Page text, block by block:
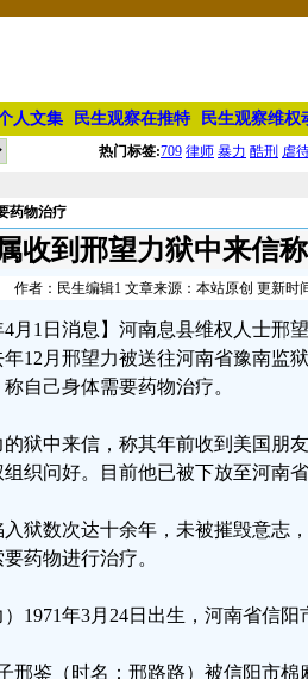
人文集 民生观察在推特 民生观察维权
热门标签:709 律师 暴力 酷刑 虐
药物治疗
收到邢望力狱中来信
作者：民生编辑1 文章来源：本站原创 更新时
4月1日消息】河南息县维权人士邢
12月邢望力被送往河南省豫南监
自己身体需要药物治疗。
狱中来信，称其年前收到美国朋
织问好。目前他已被下放至河南
狱数次达十余年，未被摧毁意志
药物进行治疗。
1971年3月24日出生，河南省信阳
邢鉴（时名：邢路路）被信阳市